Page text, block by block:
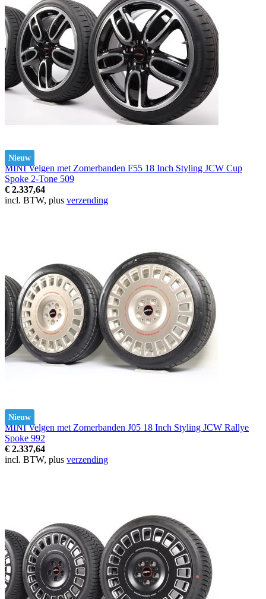
Nieuw
MINI Velgen met Zomerbanden F55 18 Inch Styling JCW Cup
Spoke 2-Tone 509
€ 2.337,64
incl. BTW, plus verzending
Nieuw
MINI Velgen met Zomerbanden J05 18 Inch Styling JCW Rallye
Spoke 992
€ 2.337,64
incl. BTW, plus verzending